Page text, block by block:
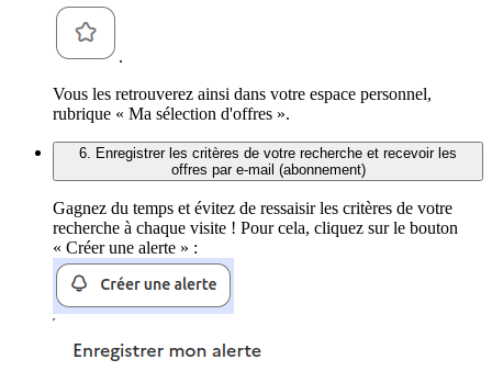
.
Vous les retrouverez ainsi dans votre espace personnel,
rubrique « Ma sélection d'offres ».
6. Enregistrer les critères de votre recherche et recevoir les
offres par e-mail (abonnement)
Gagnez du temps et évitez de ressaisir les critères de votre
recherche à chaque visite ! Pour cela, cliquez sur le bouton
« Créer une alerte » :